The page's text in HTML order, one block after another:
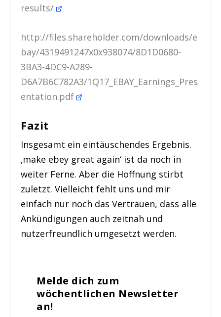
results/
http://files.shareholder.com/downloads/e
bay/4319491247x0x938074/8D1D0680-
3BA3-4DC9-A289-
D6A7B6C782A3/1Q17_EBAY_Earnings_Pres
entation.pdf
Fazit
Insgesamt ein eintäuschendes Ergebnis.
‚make ebey great again‘ ist da noch in
weiter Ferne. Aber die Hoffnung stirbt
zuletzt. Vielleicht fehlt uns und mir
einfach nur noch das Vertrauen, dass alle
Ankündigungen auch zeitnah und
nutzerfreundlich umgesetzt werden.
Melde dich zum
wöchentlichen Newsletter
an!